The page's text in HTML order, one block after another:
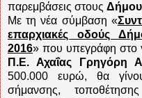
παρεμβάσεις στους
Με τη νέα σύμβαση «
επαρχιακές οδούς
2016» που υπεγράφη στο
Π.Ε. Αχαΐας Γρηγόρη
500.000 ευρώ, θα
σήμανσης,